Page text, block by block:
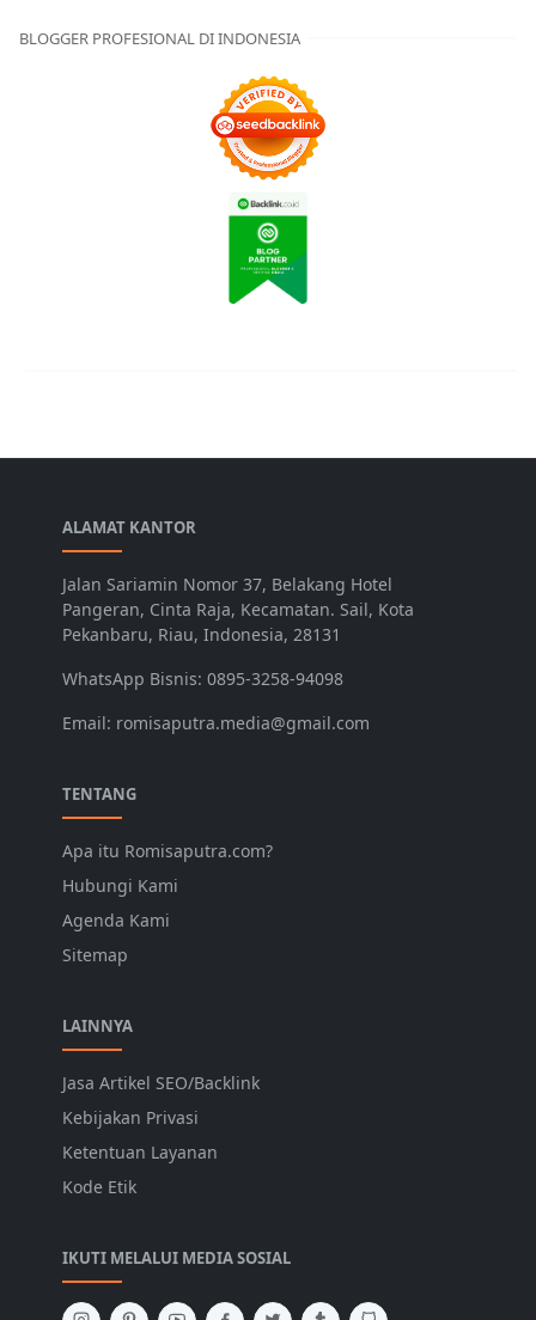
BLOGGER PROFESIONAL DI INDONESIA
ALAMAT KANTOR
Jalan Sariamin Nomor 37, Belakang Hotel
Pangeran, Cinta Raja, Kecamatan. Sail, Kota
Pekanbaru, Riau, Indonesia, 28131
WhatsApp Bisnis: 0895-3258-94098
Email: romisaputra.media@gmail.com
TENTANG
Apa itu Romisaputra.com?
Hubungi Kami
Agenda Kami
Sitemap
LAINNYA
Jasa Artikel SEO/Backlink
Kebijakan Privasi
Ketentuan Layanan
Kode Etik
IKUTI MELALUI MEDIA SOSIAL